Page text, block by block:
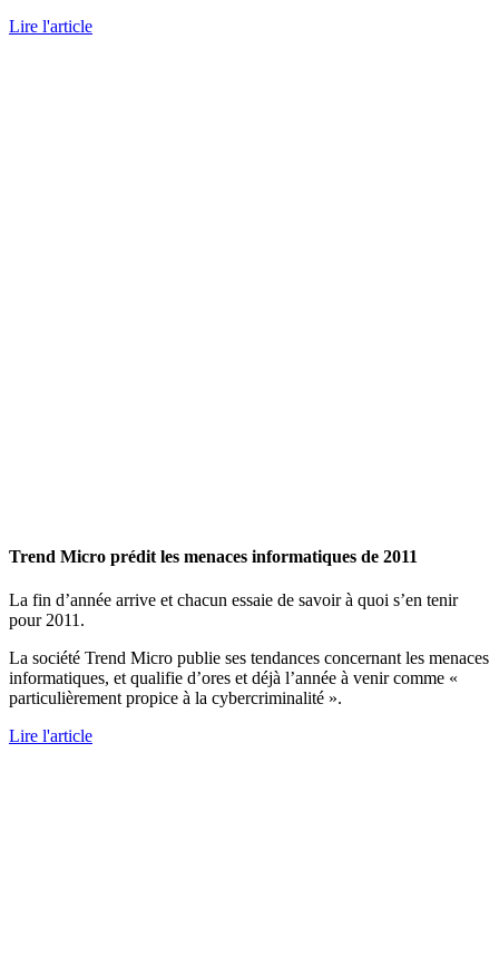
Lire l'article
Trend Micro prédit les menaces informatiques de 2011
La fin d’année arrive et chacun essaie de savoir à quoi s’en tenir
pour 2011.
La société Trend Micro publie ses tendances concernant les menaces
informatiques, et qualifie d’ores et déjà l’année à venir comme «
particulièrement propice à la cybercriminalité ».
Lire l'article